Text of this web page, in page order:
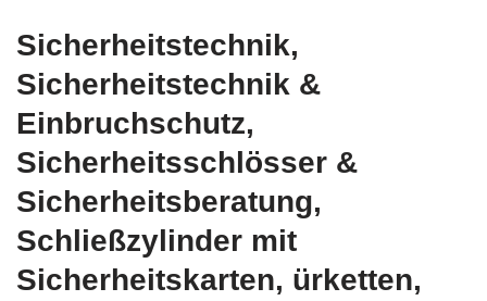
Sicherheitstechnik,
Sicherheitstechnik &
Einbruchschutz,
Sicherheitsschlösser &
Sicherheitsberatung,
Schließzylinder mit
Sicherheitskarten, ürketten,